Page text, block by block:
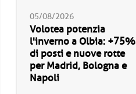
05/08/2026
Volotea potenzia
l'inverno a Olbia: +75%
di posti e nuove rotte
per Madrid, Bologna e
Napoli